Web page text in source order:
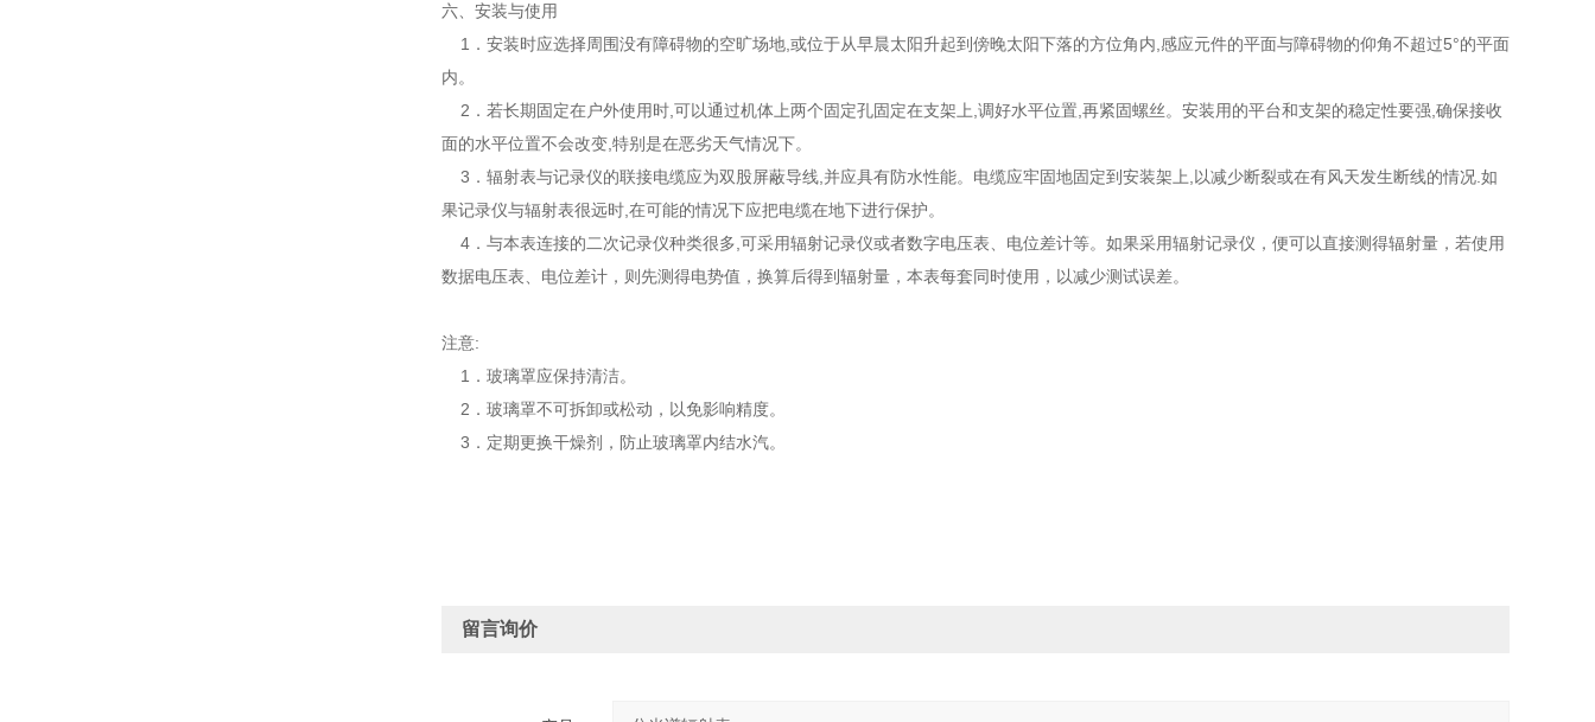
六、安装与使用
1．安装时应选择周围没有障碍物的空旷场地,或位于从早晨太阳升起到傍晚太阳下落的方位角内,感应元件的平面与障碍物的仰角不超过5°的平面
内。
2．若长期固定在户外使用时,可以通过机体上两个固定孔固定在支架上,调好水平位置,再紧固螺丝。安装用的平台和支架的稳定性要强,确保接收
面的水平位置不会改变,特别是在恶劣天气情况下。
3．辐射表与记录仪的联接电缆应为双股屏蔽导线,并应具有防水性能。电缆应牢固地固定到安装架上,以减少断裂或在有风天发生断线的情况.如
果记录仪与辐射表很远时,在可能的情况下应把电缆在地下进行保护。
4．与本表连接的二次记录仪种类很多,可采用辐射记录仪或者数字电压表、电位差计等。如果采用辐射记录仪，便可以直接测得辐射量，若使用
数据电压表、电位差计，则先测得电势值，换算后得到辐射量，本表每套同时使用，以减少测试误差。
注意:
1．玻璃罩应保持清洁。
2．玻璃罩不可拆卸或松动，以免影响精度。
3．定期更换干燥剂，防止玻璃罩内结水汽。
留言询价